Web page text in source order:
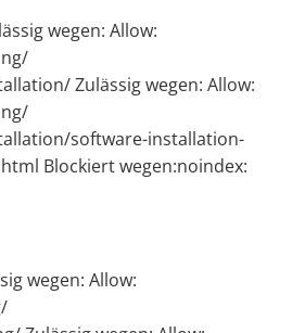
wegen: Allow:
Zulässig wegen: Allow:
software-installation-
Blockiert wegen:noindex:
wegen: Allow: